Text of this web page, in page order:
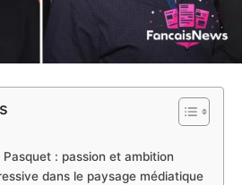
: passion et ambition
dans le paysage médiatique